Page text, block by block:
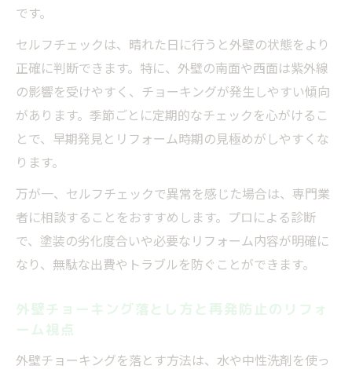
です。
セルフチェックは、晴れた日に行うと外壁の状態をより
正確に判断できます。特に、外壁の南面や西面は紫外線
の影響を受けやすく、チョーキングが発生しやすい傾向
があります。季節ごとに定期的なチェックを心がけるこ
とで、早期発見とリフォーム時期の見極めがしやすくな
ります。
万が一、セルフチェックで異常を感じた場合は、専門業
者に相談することをおすすめします。プロによる診断
で、塗装の劣化度合いや必要なリフォーム内容が明確に
なり、無駄な出費やトラブルを防ぐことができます。
外壁チョーキング落とし方と再発防止のリフォ
ーム視点
外壁チョーキングを落とす方法は、水や中性洗剤を使っ